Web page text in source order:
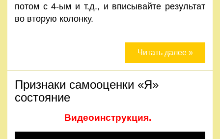
потом с 4-ым и т.д., и вписывайте результат
во вторую колонку.
Читать далее »
Признаки самооценки «Я»
состояние
Видеоинструкция.